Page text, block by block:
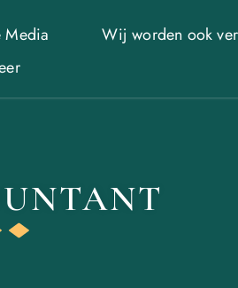
Media
Wij worden ook